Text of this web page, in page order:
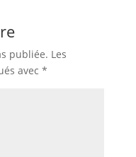
publiée. Les
avec *